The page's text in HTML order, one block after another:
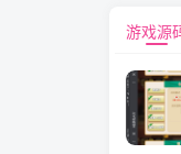
游戏源